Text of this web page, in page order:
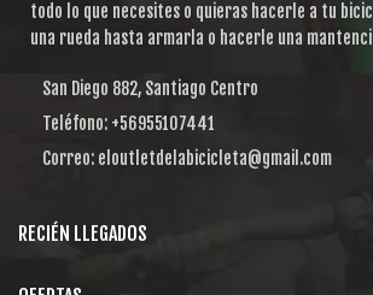
todo lo que necesites o quieras hacerle a tu
una rueda hasta armarla o hacerle una
San Diego 882, Santiago Centro
Teléfono: +56955107441
Correo: eloutletdelabicicleta@gmail.com
RECIÉN LLEGADOS